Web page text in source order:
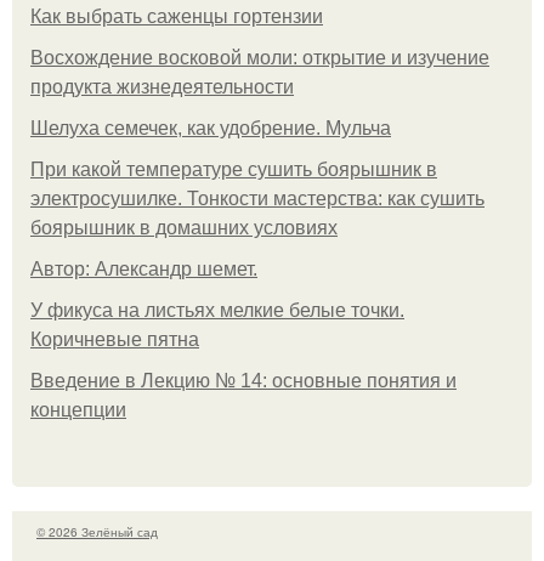
Как выбрать саженцы гортензии
Восхождение восковой моли: открытие и изучение
продукта жизнедеятельности
Шелуха семечек, как удобрение. Мульча
При какой температуре сушить боярышник в
электросушилке. Тонкости мастерства: как сушить
боярышник в домашних условиях
Автор: Александр шемет.
У фикуса на листьях мелкие белые точки.
Коричневые пятна
Введение в Лекцию № 14: основные понятия и
концепции
© 2026 Зелёный сад